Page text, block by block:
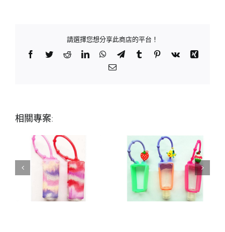
請選擇您想分享此商店的平台！
Facebook
TwitterRedditLinkedInWhatsApp
TelegramTumblr Pinterest
Vk
Xing
Email:
相關專案: